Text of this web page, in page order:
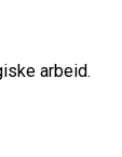
arbeid.